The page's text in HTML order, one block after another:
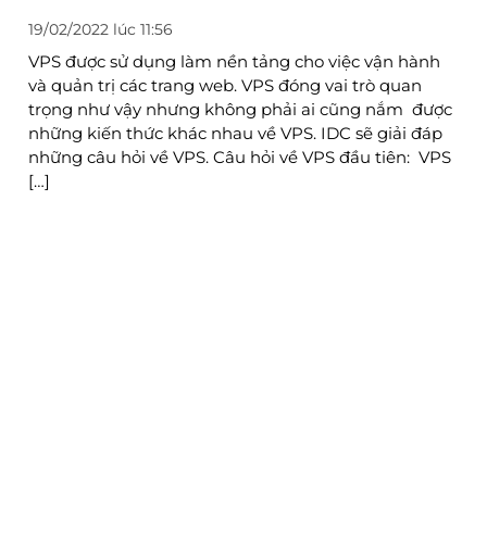
19/02/2022 lúc 11:56
VPS được sử dụng làm nền tảng cho việc vận hành
và quản trị các trang web. VPS đóng vai trò quan
trọng như vậy nhưng không phải ai cũng nắm được
những kiến ​​thức khác nhau về VPS. IDC sẽ giải đáp
những câu hỏi về VPS. Câu hỏi về VPS đầu tiên: VPS
[…]